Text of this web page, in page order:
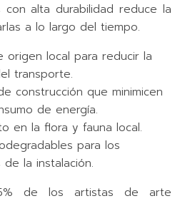
alta durabilidad reduce la
a lo largo del tiempo.
origen local para reducir la
transporte.
construcción que minimicen
de energía.
en la flora y fauna local.
para los
la instalación.
de los artistas de arte